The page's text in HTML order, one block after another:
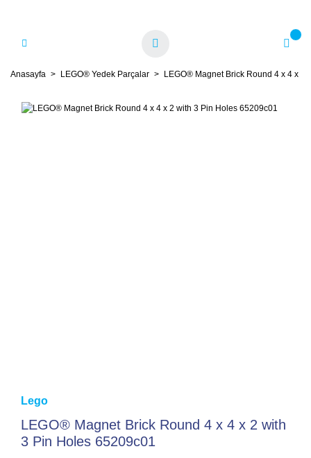
Anasayfa LEGO® Yedek Parçalar LEGO® Magnet Brick Round 4 x 4 x 2
Lego
LEGO® Magnet Brick Round 4 x 4 x 2 with
3 Pin Holes 65209c01